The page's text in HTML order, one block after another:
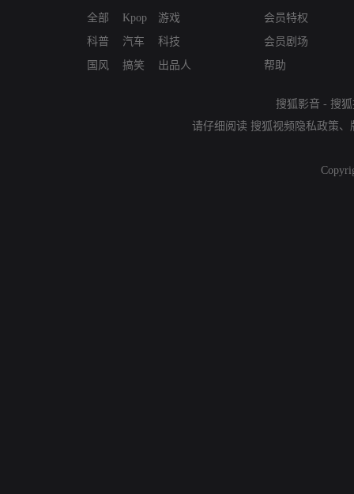
全部
科普
国风
Kpop
汽车
搞笑
游戏
科技
出品人
会员特权
会员剧场
帮助
搜狐影音 - 搜
请仔细阅读 搜狐视频隐私政策、